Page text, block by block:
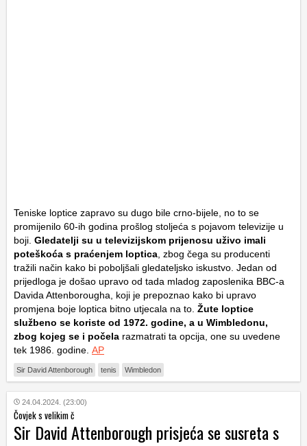
Teniske loptice zapravo su dugo bile crno-bijele, no to se
promijenilo 60-ih godina prošlog stoljeća s pojavom televizije u
boji. Gledatelji su u televizijskom prijenosu uživo imali
poteškoća s praćenjem loptica, zbog čega su producenti
tražili način kako bi poboljšali gledateljsko iskustvo. Jedan od
prijedloga je došao upravo od tada mladog zaposlenika BBC-a
Davida Attenborougha, koji je prepoznao kako bi upravo
promjena boje loptica bitno utjecala na to. Žute loptice
službeno se koriste od 1972. godine, a u Wimbledonu,
zbog kojeg se i počela razmatrati ta opcija, one su uvedene
tek 1986. godine. AP
Sir David Attenborough tenis Wimbledon
24.04.2024. (23:00)
Čovjek s velikim č
Sir David Attenborough prisjeća se susreta s